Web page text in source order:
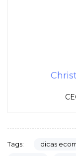
Tags: dicas